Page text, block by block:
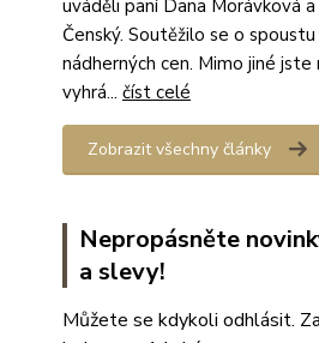
uváděli paní Dana Morávková a
Čenský. Soutěžilo se o spoustu
nádherných cen. Mimo jiné jste
vyhrá... číst celé
Zobrazit všechny články
Nepropásněte
a slevy!
Můžete se kdykoli odhlásit.